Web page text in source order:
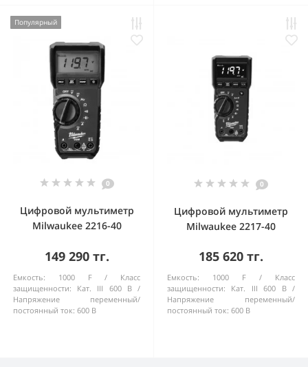
Популярный
0
Цифровой мультиметр
Milwaukee 2216-40
149 290 тг.
Емкость: 1000 F
Класс
защищенности:
Кат. III 600 В
Напряжение переменный/
постоянный ток: 600 В
0
Цифровой мультиметр
Milwaukee 2217-40
185 620 тг.
Емкость: 1000 F
Класс
защищенности:
Кат. III 600 В
Напряжение переменный/
постоянный ток: 600 В